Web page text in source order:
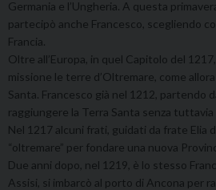
Germania e l’Ungheria. A questa
partecipò anche Francesco, scegliendo
Francia.
Oltre all’Europa, in quel Capitolo del
missione le terre d’Oltremare, come
Santa. Francesco già nel 1212, partendo
raggiungere la Terra Santa senza tuttavia
Nel 1217 alcuni frati, guidati da frate Elia
“oltremare” per fondare una nuova
Due anni dopo, nel 1219, è lo stesso
Assisi, si imbarcò al porto di Ancona per